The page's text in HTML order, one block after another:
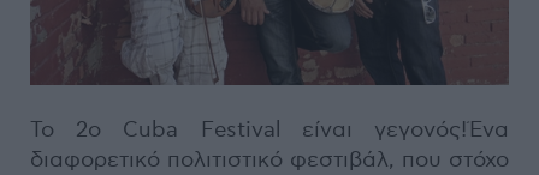
Το 2ο Cuba Festival είναι γεγονός!Ένα
διαφορετικό πολιτιστικό φεστιβάλ, που στόχο